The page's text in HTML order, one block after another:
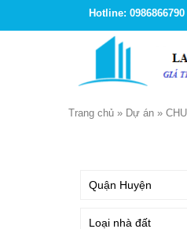
Hotline: 0986866790
Trang chủ » Dự án »